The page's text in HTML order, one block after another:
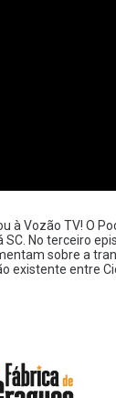
à Vozão TV! O
No terceiro
sobre a
existente entre